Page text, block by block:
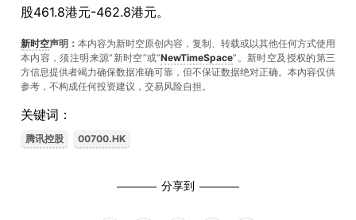
股461.8港元-462.8港元。
新时空声明： 本内容为新时空原创内容，复制、转载或以其他任何方式使用
本内容，须注明来源“新时空”或“NewTimeSpace”。新时空及授权的第三
方信息提供者竭力确保数据准确可靠，但不保证数据绝对正确。本內容仅供
参考，不构成任何投资建议，交易风险自担。
关键词：
腾讯控股 00700.HK
分享到